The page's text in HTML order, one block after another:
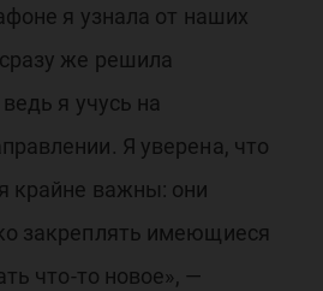
я узнала от наших
же решила
я учусь на
Я уверена, что
крайне важны: они
закреплять имеющиеся
что-то новое», —